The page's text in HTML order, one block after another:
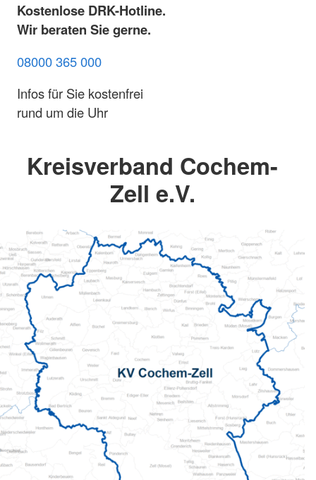
Kostenlose DRK-Hotline.
Wir beraten Sie gerne.
08000 365 000
Infos für Sie kostenfrei
rund um die Uhr
Kreisverband Cochem-
Zell e.V.